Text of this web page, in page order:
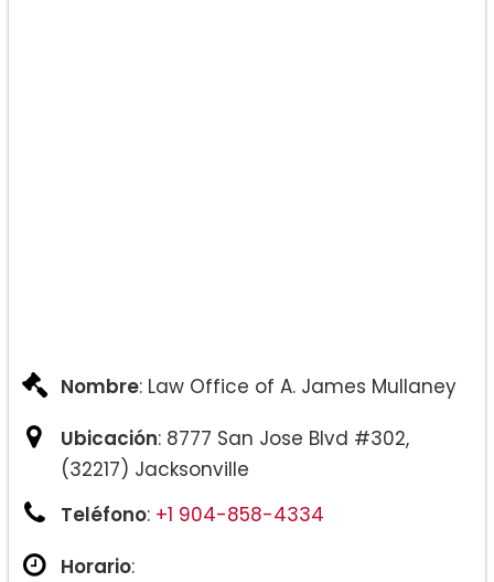
Nombre: Law Office of A. James Mullaney
Ubicación: 8777 San Jose Blvd #302,
(32217) Jacksonville
Teléfono: +1 904-858-4334
Horario: